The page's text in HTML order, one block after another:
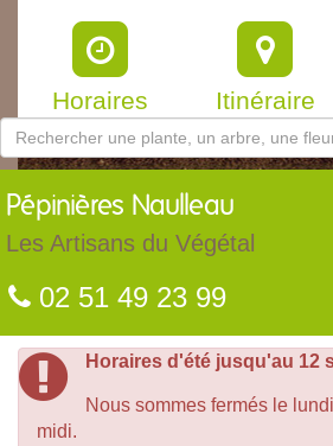
Horaires Itinéraire
Pépinières Naulleau
Les Artisans du Végétal
02 51 49 23 99
Horaires d'été jusqu'au 12
Nous sommes fermés le
midi.